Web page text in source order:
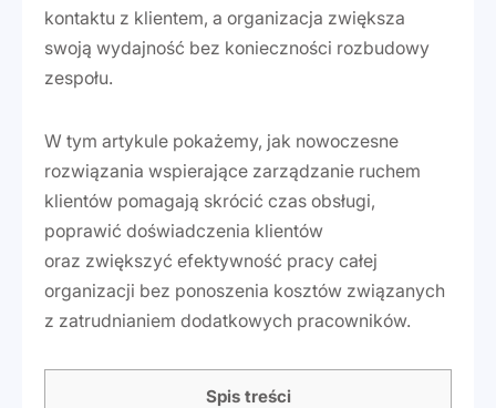
kontaktu z klientem, a organizacja zwiększa
swoją wydajność bez konieczności rozbudowy
zespołu.
W tym artykule pokażemy, jak nowoczesne
rozwiązania wspierające zarządzanie ruchem
klientów pomagają skrócić czas obsługi,
poprawić doświadczenia klientów
oraz zwiększyć efektywność pracy całej
organizacji bez ponoszenia kosztów związanych
z zatrudnianiem dodatkowych pracowników.
Spis treści